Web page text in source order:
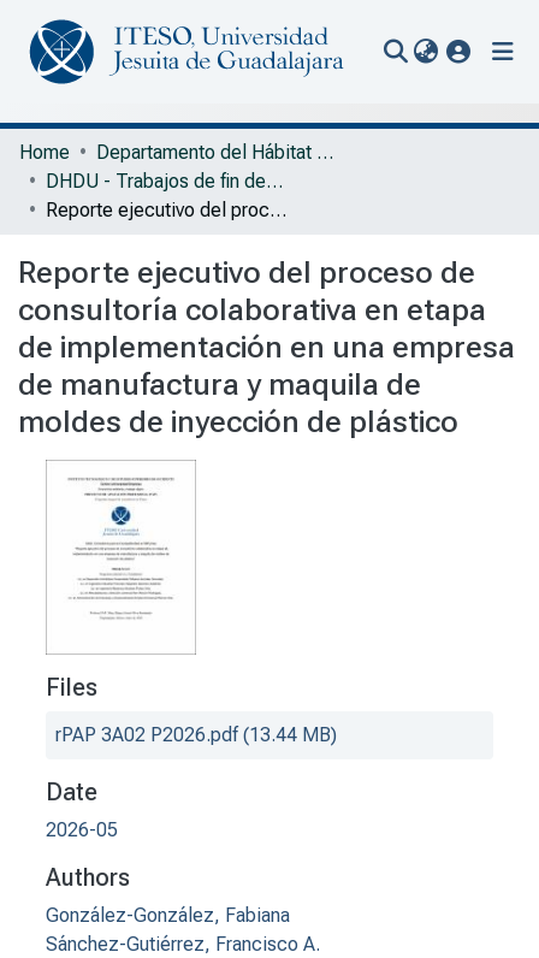
Communities & Collections
All of Repository
Portal Biblioteca
Home
Departamento del Hábitat y Desarrollo Urbano
DHDU - Trabajos de fin de grado
Reporte ejecutivo del proceso de consultoría colaborativa en etapa de implementación en una empresa de manufactura y maquila de moldes de inyección de plástico
Reporte ejecutivo del proceso de
consultoría colaborativa en etapa
de implementación en una empresa
de manufactura y maquila de
moldes de inyección de plástico
Files
rPAP 3A02 P2026.pdf(13.44 MB)
Date
2026-05
Authors
González-González, Fabiana
Sánchez-Gutiérrez, Francisco A.